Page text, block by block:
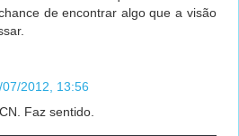
de encontrar algo que a visão
07/2012, 13:56
Faz sentido.